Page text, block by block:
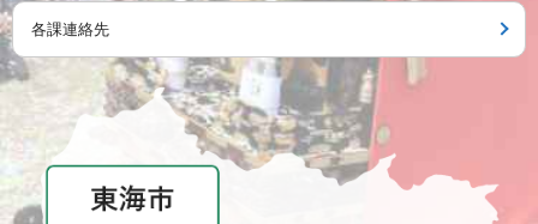
各課連絡先